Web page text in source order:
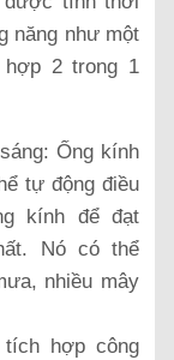
năng như một
2 trong 1
Ống kính
tự động điều
kính để đạt
Nó có thể
nhiều mây
hợp công